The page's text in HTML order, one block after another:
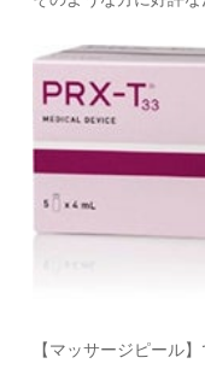
【マッサージピール